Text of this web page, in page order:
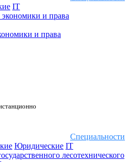
IT
и права
Специальности
Юридические IT